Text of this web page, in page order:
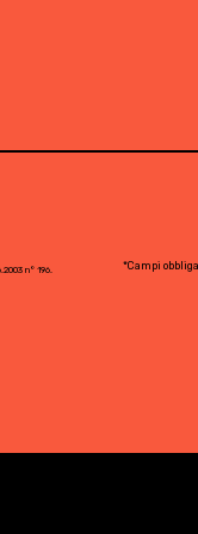
n° 196.
*Campi